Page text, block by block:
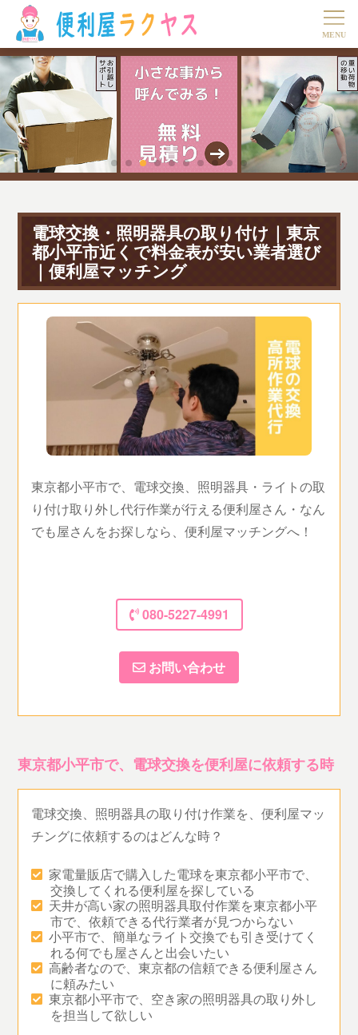
電球交換・照明器具の取り付け｜東京
都小平市近くで料金表が安い業者選び
｜便利屋マッチング
東京都小平市で、電球交換、照明器具・ライトの取
り付け取り外し代行作業が行える便利屋さん・なん
でも屋さんをお探しなら、便利屋マッチングへ！
080-5227-4991
お問い合わせ
東京都小平市で、電球交換を便利屋に依頼する時
電球交換、照明器具の取り付け作業を、便利屋マッ
チングに依頼するのはどんな時？
家電量販店で購入した電球を東京都小平市で、
交換してくれる便利屋を探している
天井が高い家の照明器具取付作業を東京都小平
市で、依頼できる代行業者が見つからない
小平市で、簡単なライト交換でも引き受けてく
れる何でも屋さんと出会いたい
高齢者なので、東京都の信頼できる便利屋さん
に頼みたい
東京都小平市で、空き家の照明器具の取り外し
を担当して欲しい